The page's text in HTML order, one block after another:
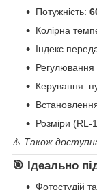
Потужність:
Колірна
Індекс
Регулювання
Керування:
Розміри (RL-
⚠️ Також
🎯 Ідеально
Фотостудій